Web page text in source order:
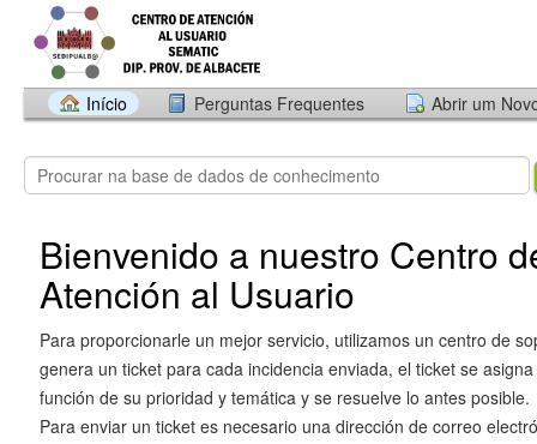
Início Perguntas Frequentes Abrir um
Bienvenido a nuestro Centro
Atención al Usuario
Para proporcionarle un mejor servicio, utilizamos un centro de
genera un ticket para cada incidencia enviada, el ticket se
función de su prioridad y temática y se resuelve lo antes posible.
Para enviar un ticket es necesario una dirección de correo